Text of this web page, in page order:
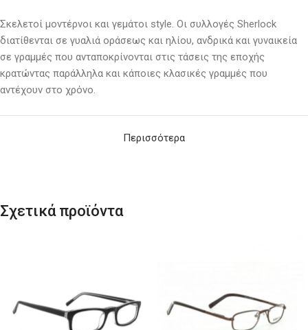
Σκελετοί μοντέρνοι και γεμάτοι style. Οι συλλογές Sherlock
διατίθενται σε γυαλιά οράσεως και ηλίου, ανδρικά και γυναικεία
σε γραμμές που ανταποκρίνονται στις τάσεις της εποχής
κρατώντας παράλληλα και κάποιες κλασικές γραμμές που
αντέχουν στο χρόνο.
Περισσότερα
Σχετικά προϊόντα